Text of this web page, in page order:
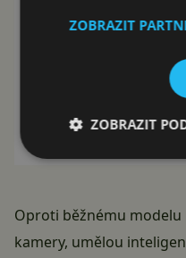
Oproti běžnému
kamery, umělou
ZOBRAZIT
ZOBRAZIT